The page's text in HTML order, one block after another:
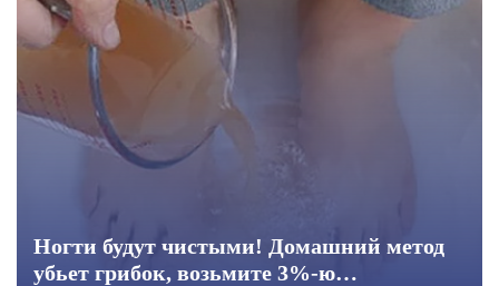
Ногти будут чистыми! Домашний метод
убьет грибок, возьмите 3%-ю…